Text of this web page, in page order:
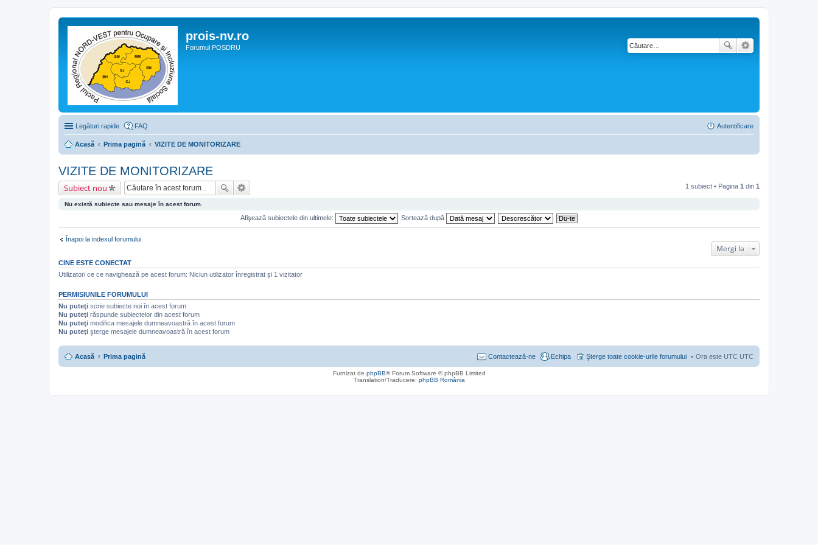
prois-nv.ro
Forumul POSDRU
Legături rapide FAQ Autentificare
Acasă Prima pagină VIZITE DE MONITORIZARE
VIZITE DE MONITORIZARE
Subiect nou 1 subiect • Pagina 1 din 1
Nu există subiecte sau mesaje în acest forum.
Afişează subiectele din ultimele: Sortează după
Înapoi la indexul forumului
Mergi la
CINE ESTE CONECTAT
Utilizatori ce ce navighează pe acest forum: Niciun utilizator înregistrat și 1 vizitator
PERMISIUNILE FORUMULUI
Nu puteţi scrie subiecte noi în acest forum
Nu puteţi răspunde subiectelor din acest forum
Nu puteţi modifica mesajele dumneavoastră în acest forum
Nu puteţi şterge mesajele dumneavoastră în acest forum
Acasă Prima pagină Ora este UTC UTC
Şterge toate cookie-urile forumului
Echipa
Contactează-ne
Furnizat de phpBB® Forum Software © phpBB Limited
Translation/Traducere: phpBB România